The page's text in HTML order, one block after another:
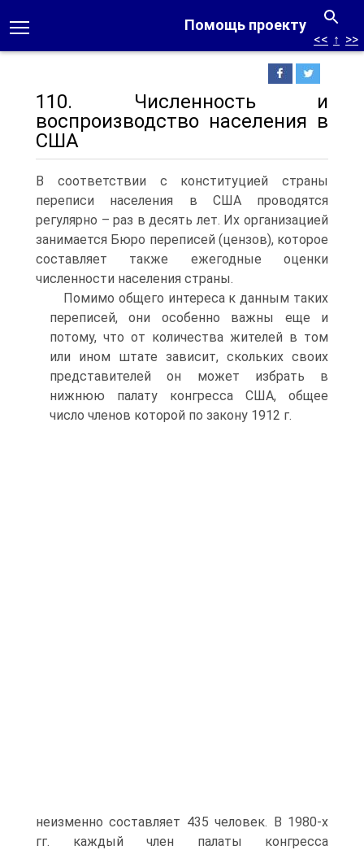
Помощь проекту
<< ↑ >>
110. Численность и
воспроизводство населения в
США
В соответствии с конституцией страны
переписи населения в США проводятся
регулярно – раз в десять лет. Их организацией
занимается Бюро переписей (цензов), которое
составляет также ежегодные оценки
численности населения страны.
Помимо общего интереса к данным таких
переписей, они особенно важны еще и
потому, что от количества жителей в том
или ином штате зависит, скольких своих
представителей он может избрать в
нижнюю палату конгресса США, общее
число членов которой по закону 1912 г.
неизменно составляет 435 человек. В 1980-х
гг. каждый член палаты конгресса